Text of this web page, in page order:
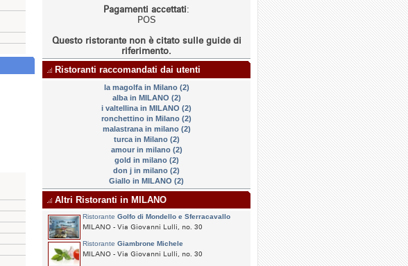
Pagamenti accettati:
POS
Questo ristorante non è citato sulle guide di
riferimento.
Ristoranti raccomandati dai utenti
la magolfa in Milano (2)
alba in MILANO (2)
i valtellina in MILANO (2)
ronchettino in Milano (2)
malastrana in milano (2)
turca in Milano (2)
amour in milano (2)
gold in milano (2)
don j in milano (2)
Giallo in MILANO (2)
Altri Ristoranti in MILANO
Ristorante Golfo di Mondello e Sferracavallo
MILANO - Via Giovanni Lulli, no. 30
Ristorante Giambrone Michele
MILANO - Via Giovanni Lulli, no. 30